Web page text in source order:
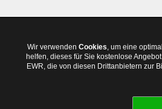
Wir verwenden Cookies, um eine
helfen, dieses für Sie kostenlose
EWR, die von diesen Drittanbietern zur